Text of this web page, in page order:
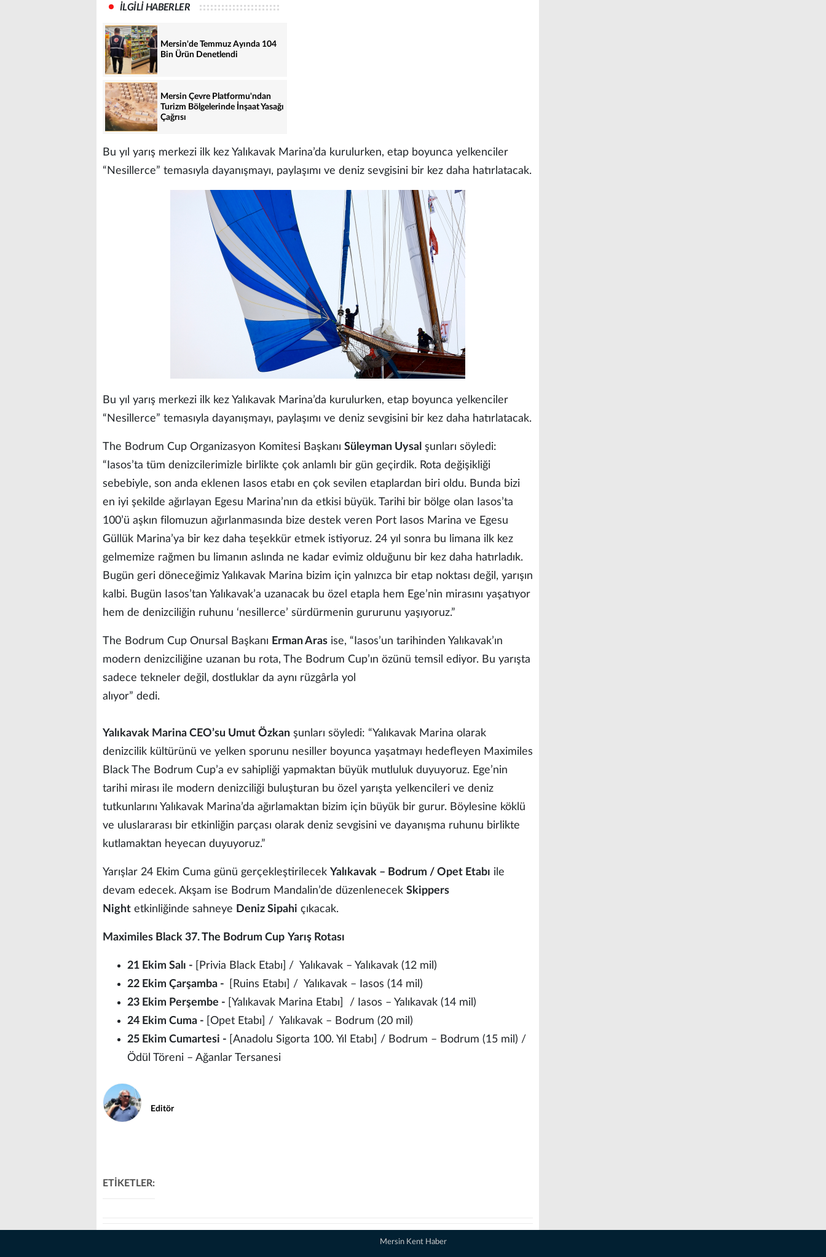
İLGİLİ HABERLER
Mersin'de Temmuz Ayında 104
Bin Ürün Denetlendi
Mersin Çevre Platformu'ndan
Turizm Bölgelerinde İnşaat Yasağı
Çağrısı
Bu yıl yarış merkezi ilk kez Yalıkavak Marina’da kurulurken, etap boyunca yelkenciler
“Nesillerce” temasıyla dayanışmayı, paylaşımı ve deniz sevgisini bir kez daha hatırlatacak.
Bu yıl yarış merkezi ilk kez Yalıkavak Marina’da kurulurken, etap boyunca yelkenciler
“Nesillerce” temasıyla dayanışmayı, paylaşımı ve deniz sevgisini bir kez daha hatırlatacak.
The Bodrum Cup Organizasyon Komitesi Başkanı Süleyman Uysal şunları söyledi:
“Iasos’ta tüm denizcilerimizle birlikte çok anlamlı bir gün geçirdik. Rota değişikliği
sebebiyle, son anda eklenen Iasos etabı en çok sevilen etaplardan biri oldu. Bunda bizi
en iyi şekilde ağırlayan Egesu Marina’nın da etkisi büyük. Tarihi bir bölge olan Iasos’ta
100’ü aşkın filomuzun ağırlanmasında bize destek veren Port Iasos Marina ve Egesu
Güllük Marina’ya bir kez daha teşekkür etmek istiyoruz. 24 yıl sonra bu limana ilk kez
gelmemize rağmen bu limanın aslında ne kadar evimiz olduğunu bir kez daha hatırladık.
Bugün geri döneceğimiz Yalıkavak Marina bizim için yalnızca bir etap noktası değil, yarışın
kalbi. Bugün Iasos’tan Yalıkavak’a uzanacak bu özel etapla hem Ege’nin mirasını yaşatıyor
hem de denizciliğin ruhunu ‘nesillerce’ sürdürmenin gururunu yaşıyoruz.”
The Bodrum Cup Onursal Başkanı Erman Aras ise, “Iasos’un tarihinden Yalıkavak’ın
modern denizciliğine uzanan bu rota, The Bodrum Cup’ın özünü temsil ediyor. Bu yarışta
sadece tekneler değil, dostluklar da aynı rüzgârla yol
alıyor” dedi.
Yalıkavak Marina CEO’su Umut Özkan şunları söyledi: “Yalıkavak Marina olarak
denizcilik kültürünü ve yelken sporunu nesiller boyunca yaşatmayı hedefleyen Maximiles
Black The Bodrum Cup’a ev sahipliği yapmaktan büyük mutluluk duyuyoruz. Ege’nin
tarihi mirası ile modern denizciliği buluşturan bu özel yarışta yelkencileri ve deniz
tutkunlarını Yalıkavak Marina’da ağırlamaktan bizim için büyük bir gurur. Böylesine köklü
ve uluslararası bir etkinliğin parçası olarak deniz sevgisini ve dayanışma ruhunu birlikte
kutlamaktan heyecan duyuyoruz.”
Yarışlar 24 Ekim Cuma günü gerçekleştirilecek Yalıkavak – Bodrum / Opet Etabı ile
devam edecek. Akşam ise Bodrum Mandalin’de düzenlenecek Skippers
Night etkinliğinde sahneye Deniz Sipahi çıkacak.
Maximiles Black 37. The Bodrum Cup Yarış Rotası
21 Ekim Salı - [Privia Black Etabı]
/ Yalıkavak – Yalıkavak (12 mil)
22 Ekim Çarşamba -
[Ruins Etabı] / Yalıkavak – Iasos (14 mil)
23 Ekim Perşembe -
[Yalıkavak Marina Etabı] / Iasos – Yalıkavak (14 mil)
24 Ekim Cuma -
[Opet Etabı] / Yalıkavak – Bodrum (20 mil)
25 Ekim Cumartesi -
[Anadolu Sigorta 100. Yıl Etabı] / Bodrum – Bodrum (15 mil) /
Ödül Töreni – Ağanlar Tersanesi
Editör
ETİKETLER:
Mersin Kent Haber